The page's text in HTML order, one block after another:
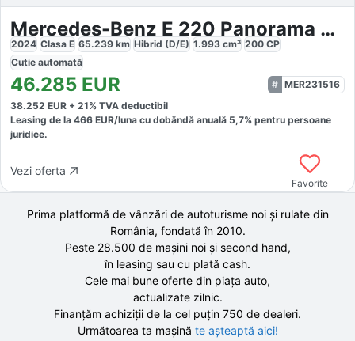
Mercedes-Benz E 220 Panorama AMG Line LED Night
2024 Clasa E 65.239 km Hibrid (D/E) 1.993 cm³ 200 CP
Cutie automată
46.285 EUR
MER231516
38.252 EUR + 21% TVA deductibil
Leasing de la 466 EUR/luna cu dobăndă anuală 5,7% pentru persoane
juridice.
Vezi oferta
Favorite
Prima platformă de vânzări de autoturisme noi și rulate din
România, fondată în 2010.
Peste 28.500 demașini noi și second hand,
în leasing sau cu plată cash.
Cele mai bune oferte din piața auto,
actualizate zilnic.
Finanțăm achiziții de la cel puțin 750 de dealeri.
Următoarea ta mașină te așteaptă aici!